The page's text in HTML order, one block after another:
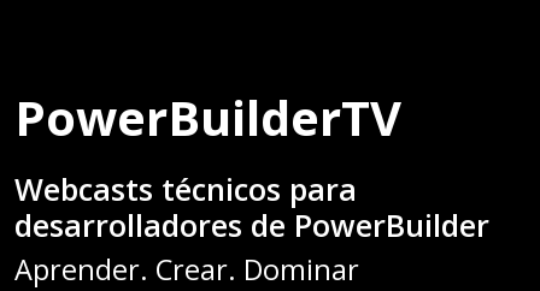
PowerBuilderTV
Webcasts técnicos para
desarrolladores de PowerBuilder
Aprender. Crear. Dominar